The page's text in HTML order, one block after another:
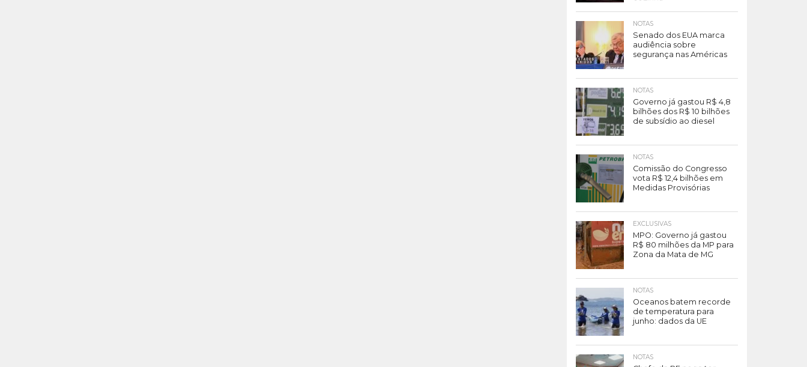
NOTAS
Senado dos EUA marca
audiência sobre
segurança nas Américas
NOTAS
Governo já gastou R$ 4,8
bilhões dos R$ 10 bilhões
de subsídio ao diesel
NOTAS
Comissão do Congresso
vota R$ 12,4 bilhões em
Medidas Provisórias
EXCLUSIVAS
MPO: Governo já gastou
R$ 80 milhões da MP para
Zona da Mata de MG
NOTAS
Oceanos batem recorde
de temperatura para
junho: dados da UE
NOTAS